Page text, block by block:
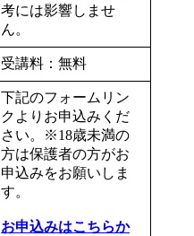
考には影響しませ
ん。
受講料：無料
下記のフォームリン
クよりお申込みくだ
さい。※18歳未満の
方は保護者の方がお
申込みをお願いしま
す。
お申込みはこちらか